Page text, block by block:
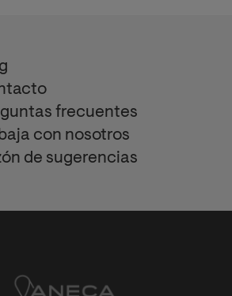
frecuentes
con nosotros
de sugerencias